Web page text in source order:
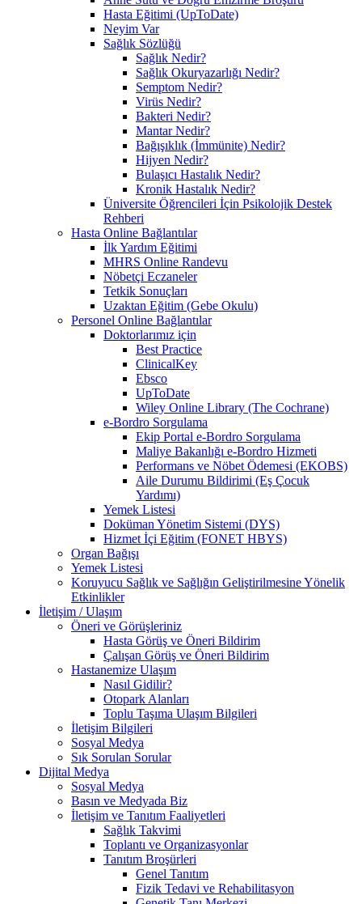
Hasta Eğitimi (UpToDate)
Neyim Var
Sağlık Sözlüğü
Sağlık Nedir?
Sağlık Okuryazarlığı Nedir?
Semptom Nedir?
Virüs Nedir?
Bakteri Nedir?
Mantar Nedir?
Bağışıklık (İmmünite) Nedir?
Hijyen Nedir?
Bulaşıcı Hastalık Nedir?
Kronik Hastalık Nedir?
Üniversite Öğrencileri İçin Psikolojik Destek
Rehberi
Hasta Online Bağlantılar
İlk Yardım Eğitimi
MHRS Online Randevu
Nöbetçi Eczaneler
Tetkik Sonuçları
Uzaktan Eğitim (Gebe Okulu)
Personel Online Bağlantılar
Doktorlarımız için
Best Practice
ClinicalKey
Ebsco
UpToDate
Wiley Online Library (The Cochrane)
e-Bordro Sorgulama
Ekip Portal e-Bordro Sorgulama
Maliye Bakanlığı e-Bordro Hizmeti
Performans ve Nöbet Ödemesi (EKOBS)
Aile Durumu Bildirimi (Eş Çocuk
Yardımı)
Yemek Listesi
Doküman Yönetim Sistemi (DYS)
Hizmet İçi Eğitim (FONET HBYS)
Organ Bağışı
Yemek Listesi
Koruyucu Sağlık ve Sağlığın Geliştirilmesine Yönelik
Etkinlikler
İletişim / Ulaşım
Öneri ve Görüşleriniz
Hasta Görüş ve Öneri Bildirim
Çalışan Görüş ve Öneri Bildirim
Hastanemize Ulaşım
Nasıl Gidilir?
Otopark Alanları
Toplu Taşıma Ulaşım Bilgileri
İletişim Bilgileri
Sosyal Medya
Sık Sorulan Sorular
Dijital Medya
Sosyal Medya
Basın ve Medyada Biz
İletişim ve Tanıtım Faaliyetleri
Sağlık Takvimi
Toplantı ve Organizasyonlar
Tanıtım Broşürleri
Genel Tanıtım
Fizik Tedavi ve Rehabilitasyon